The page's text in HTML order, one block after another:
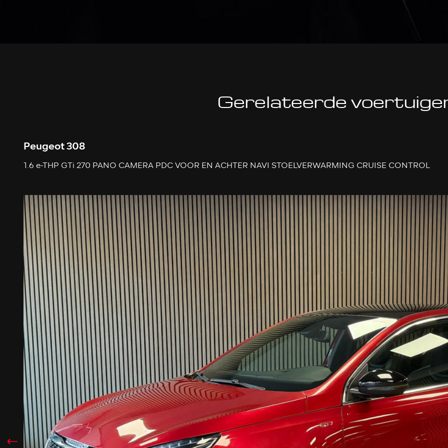
Gerelateerde
Peugeot 308
1.6 e-THP GTi 270 PANO CAMERA PDC VOOR EN ACHTER NAVI STOELVERWARMING CRUISE CONTROL